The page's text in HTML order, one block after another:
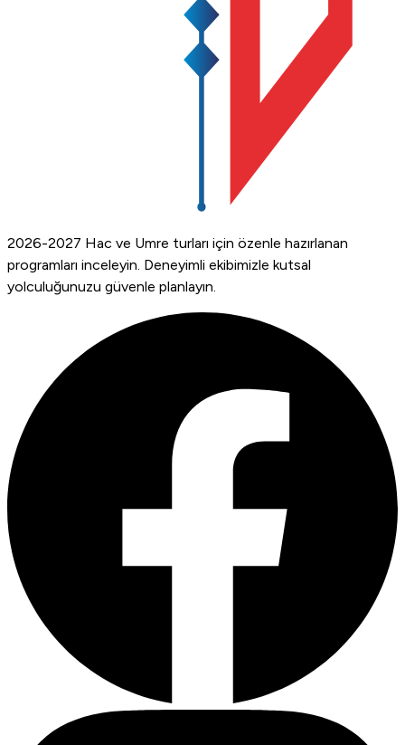
2026-2027 Hac ve Umre turları için özenle hazırlanan
programları inceleyin. Deneyimli ekibimizle kutsal
yolculuğunuzu güvenle planlayın.